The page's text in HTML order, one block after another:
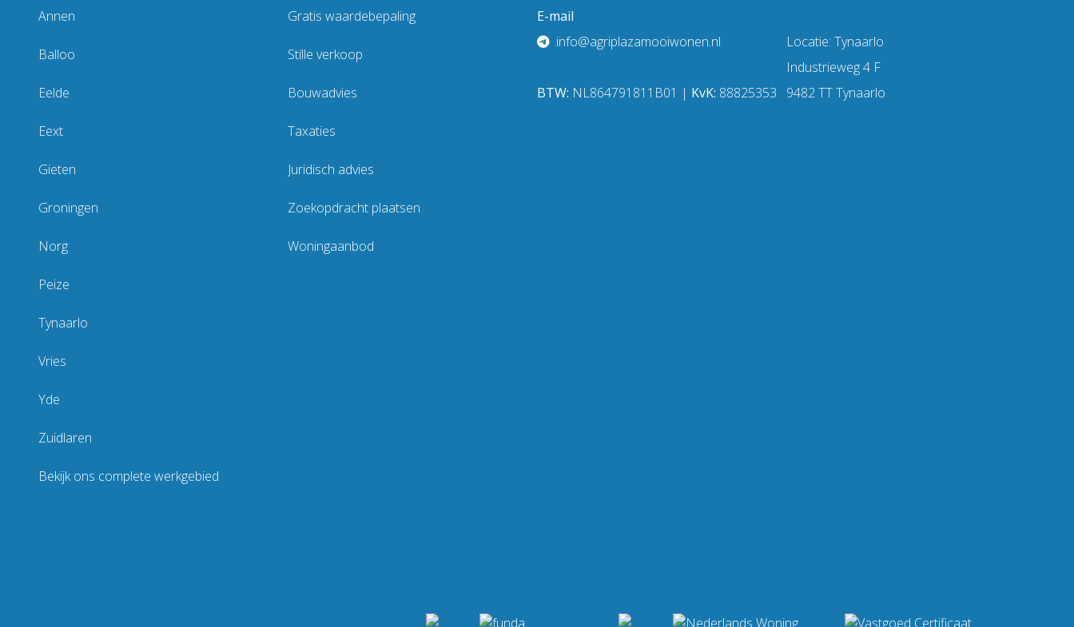
Annen
Balloo
Eelde
Eext
Gieten
Groningen
Norg
Peize
Tynaarlo
Vries
Yde
Zuidlaren
Bekijk ons complete werkgebied
Gratis waardebepaling
Stille verkoop
Bouwadvies
Taxaties
Juridisch advies
Zoekopdracht plaatsen
Woningaanbod
E-mail
info@agriplazamooiwonen.nl
BTW: NL864791811B01 | KvK: 88825353
Locatie: Tynaarlo
Industrieweg 4 F
9482 TT Tynaarlo